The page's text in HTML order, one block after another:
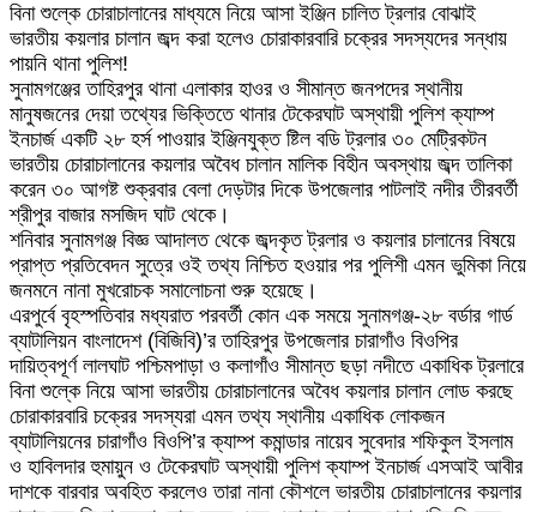
বিনা শুল্কে চোরাচালানের মাধ্যমে নিয়ে আসা ইঞ্জিন চালিত ট্রলার বোঝাই
ভারতীয় কয়লার চালান জব্দ করা হলেও চোরাকারবারি চক্রের সদস্যদের সন্ধায়
পায়নি থানা পুলিশ!
সুনামগঞ্জের তাহিরপুর থানা এলাকার হাওর ও সীমান্ত জনপদের স্থানীয়
মানুষজনের দেয়া তথ্যের ভিক্তিতে থানার টেকেরঘাট অস্থায়ী পুলিশ ক্যাম্প
ইনচার্জ একটি ২৮ হর্স পাওয়ার ইঞ্জিনযুক্ত ষ্টিল বডি ট্রলার ৩০ মেট্রিকটন
ভারতীয় চোরাচালানের কয়লার অবৈধ চালান মালিক বিহীন অবস্থায় জব্দ তালিকা
করেন ৩০ আগষ্ট শুক্রবার বেলা দেড়টার দিকে উপজেলার পাটলাই নদীর তীরবর্তী
শ্রীপুর বাজার মসজিদ ঘাট থেকে।
শনিবার সুনামগঞ্জ বিজ্ঞ আদালত থেকে জব্দকৃত ট্রলার ও কয়লার চালানের বিষয়ে
প্রাপ্ত প্রতিবেদন সুত্রে ওই তথ্য নিশ্চিত হওয়ার পর পুলিশী এমন ভুমিকা নিয়ে
জনমনে নানা মুখরোচক সমালোচনা শুরু হয়েছে।
এরপুর্বে বৃহস্পতিবার মধ্যরাত পরবর্তী কোন এক সময়ে সুনামগঞ্জ-২৮ বর্ডার গার্ড
ব্যাটালিয়ন বাংলাদেশ (বিজিবি)’র তাহিরপুর উপজেলার চারাগাঁও বিওপির
দায়িত্বপূর্ণ লালঘাট পশ্চিমপাড়া ও কলাগাঁও সীমান্ত ছড়া নদীতে একাধিক ট্রলারে
বিনা শুল্কে নিয়ে আসা ভারতীয় চোরাচালানের অবৈধ কয়লার চালান লোড করছে
চোরাকারবারি চক্রের সদস্যরা এমন তথ্য স্থানীয় একাধিক লোকজন
ব্যাটালিয়নের চারাগাঁও বিওপি’র ক্যাম্প কমান্ডার নায়েব সুবেদার শফিকুল ইসলাম
ও হাবিলদার হুমায়ুন ও টেকেরঘাট অস্থায়ী পুলিশ ক্যাম্প ইনচার্জ এসআই আবীর
দাশকে বারবার অবহিত করলেও তারা নানা কৌশলে ভারতীয় চোরাচালানের কয়লার